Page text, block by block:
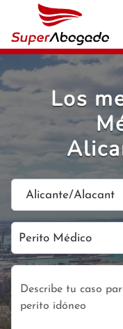
Los
Alicante/Alacant
Perito Médico